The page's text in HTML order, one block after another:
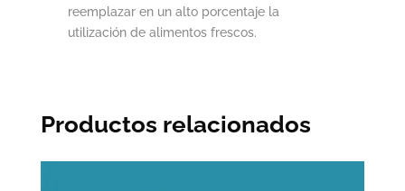
reemplazar en un alto porcentaje la
utilización de alimentos frescos.
Productos relacionados